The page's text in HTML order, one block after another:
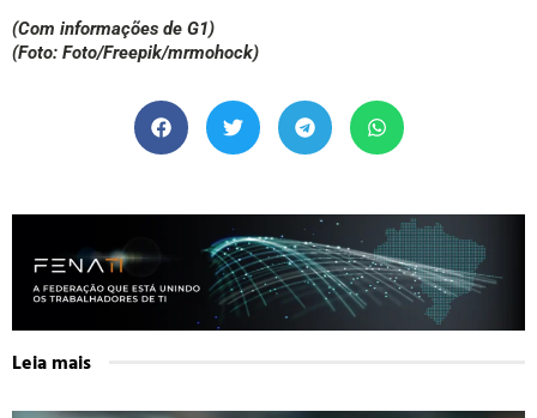
(Com informações de G1)
(Foto: Foto/Freepik/mrmohock)
Leia mais